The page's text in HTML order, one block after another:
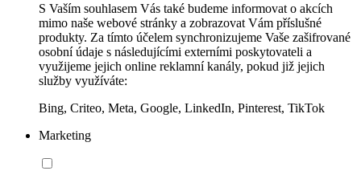
S Vaším souhlasem Vás také budeme informovat o akcích
mimo naše webové stránky a zobrazovat Vám příslušné
produkty. Za tímto účelem synchronizujeme Vaše zašifrované
osobní údaje s následujícími externími poskytovateli a
využijeme jejich online reklamní kanály, pokud již jejich
služby využíváte:
Bing, Criteo, Meta, Google, LinkedIn, Pinterest, TikTok
Marketing